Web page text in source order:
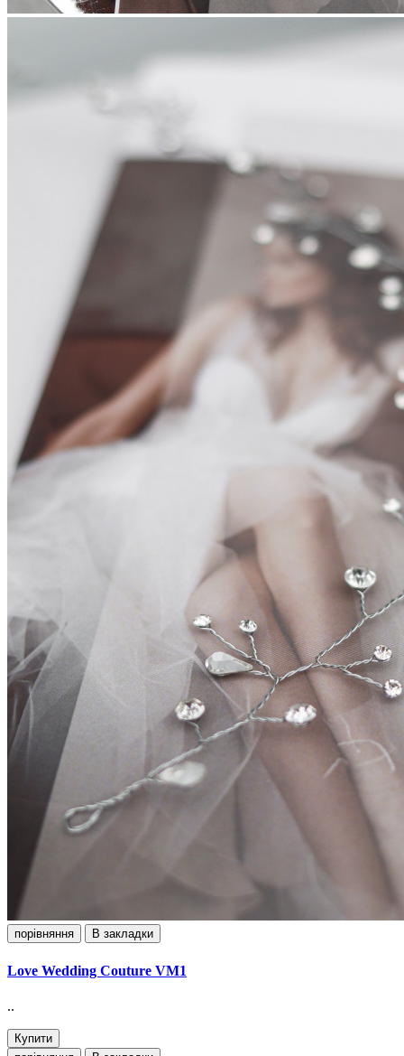
порівняння В закладки
Love Wedding Couture VM1
..
Купити